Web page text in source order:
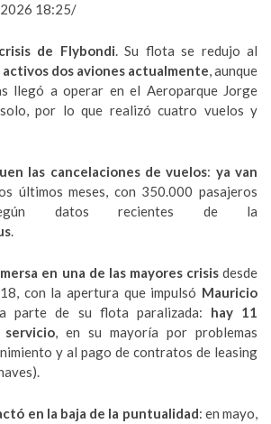
18:25/
de Flybondi. Su flota se redujo al
dos aviones actualmente, aunque
llegó a operar en el Aeroparque Jorge
por lo que realizó cuatro vuelos y
las cancelaciones de vuelos: ya van
últimos meses, con 350.000 pasajeros
según datos recientes de la
.
en una de las mayores crisisdesde
con la apertura que impulsó Mauricio
parte de su flota paralizada: hay 11
, en su mayoría por problemas
y al pago de contratos de leasing
en la baja de la puntualidad: en mayo,